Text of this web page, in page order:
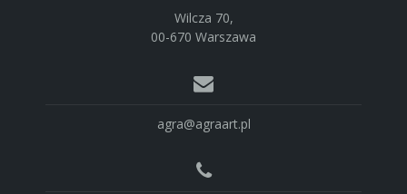
Wilcza 70,
00-670 Warszawa
agra@agraart.pl